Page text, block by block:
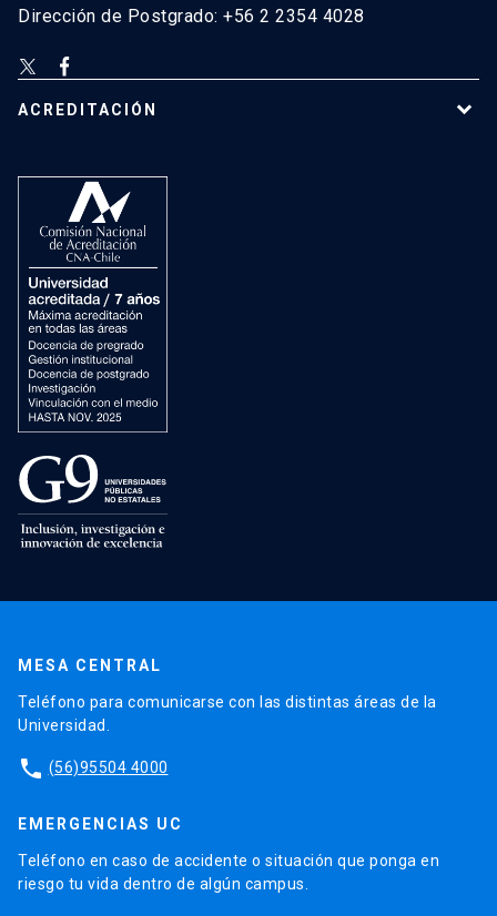
Dirección de Postgrado: +56 2 2354 4028
ACREDITACIÓN
MESA CENTRAL
Teléfono para comunicarse con las distintas áreas de la
Universidad.
phone (56)95504 4000
EMERGENCIAS UC
Teléfono en caso de accidente o situación que ponga en
riesgo tu vida dentro de algún campus.